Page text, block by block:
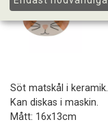
Söt matskål i keramik.
Kan diskas i maskin.
Mått: 16x13cm